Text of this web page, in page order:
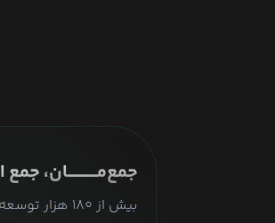
جمع‌مـــــــــــان،
بیش از ۱۸۰